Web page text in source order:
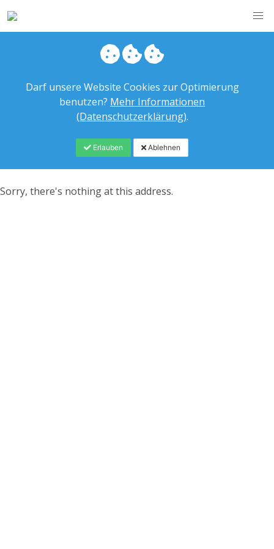
Darf unsere Website Cookies zur Optimierung
benutzen? Mehr Informationen
(Datenschutzerklärung).
Erlauben Ablehnen
Sorry, there's nothing at this address.